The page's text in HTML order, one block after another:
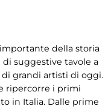
della storia
suggestive tavole a
grandi artisti di oggi.
ripercorre i primi
in Italia. Dalle prime